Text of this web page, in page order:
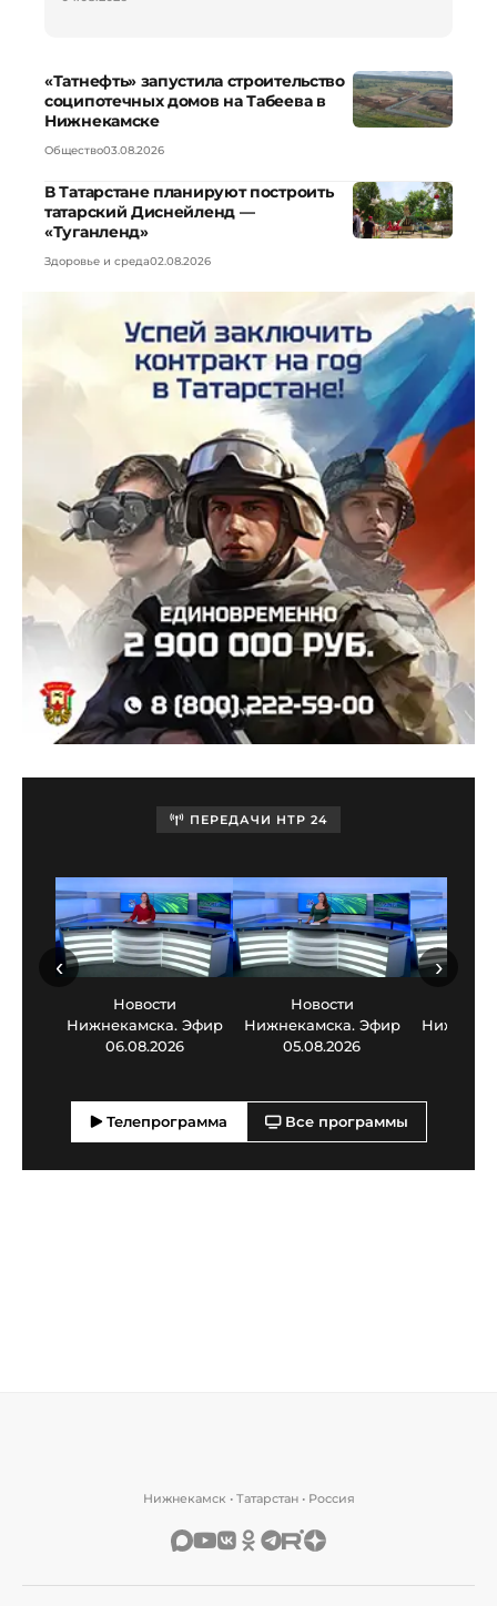
«Татнефть» запустила строительство
соципотечных домов на Табеева в
Нижнекамске
Общество03.08.2026
В Татарстане планируют построить
татарский Диснейленд —
«Туганленд»
Здоровье и среда02.08.2026
ПЕРЕДАЧИ НТР 24
Новости
Нижнекамска. Эфир
06.08.2026
Новости
Нижнекамска. Эфир
05.08.2026
‹ ›
Телепрограмма Все программы
Нижнекамск • Татарстан • Россия